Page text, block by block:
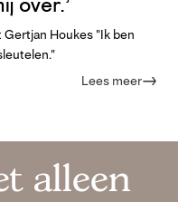
Houkes "Ik ben
Lees meer
alleen